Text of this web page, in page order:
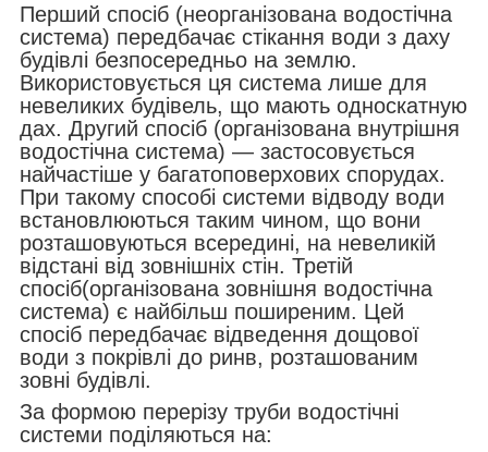
Перший спосіб (неорганізована водостічна
система) передбачає стікання води з даху
будівлі безпосередньо на землю.
Використовується ця система лише для
невеликих будівель, що мають односкатную
дах. Другий спосіб (організована внутрішня
водостічна система) — застосовується
найчастіше у багатоповерхових спорудах.
При такому способі системи відводу води
встановлюються таким чином, що вони
розташовуються всередині, на невеликій
відстані від зовнішніх стін. Третій
спосіб(організована зовнішня водостічна
система) є найбільш поширеним. Цей
спосіб передбачає відведення дощової
води з покрівлі до ринв, розташованим
зовні будівлі.
За формою перерізу труби водостічні
системи поділяються на: